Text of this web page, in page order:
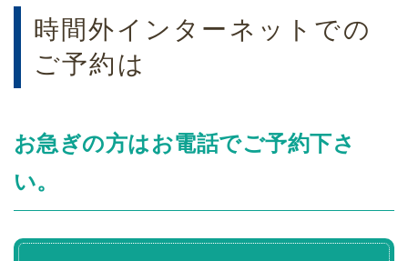
時間外インターネットでの
ご予約は
お急ぎの方はお電話でご予約下さ
い。